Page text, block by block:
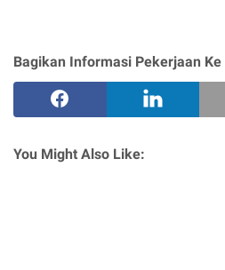
Bagikan Informasi Pekerjaan Ke
You Might Also Like: